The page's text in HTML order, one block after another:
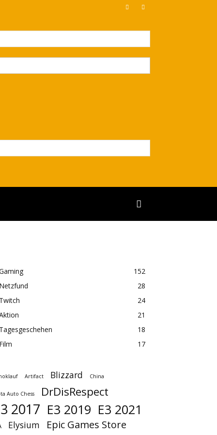
152
Netzfund
28
Twitch
24
21
Tagesgeschehen
18
Film
17
Artifact Blizzard China
Auto Chess DrDisRespect
2017 E3 2019 E3 2021
Elysium Epic Games Store